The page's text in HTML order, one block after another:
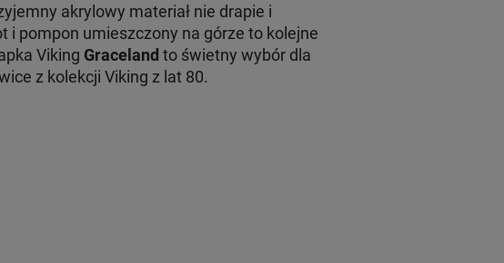
akrylowy materiał nie drapie i
i pompon umieszczony na górze to kolejne
Viking Graceland to świetny wybór dla
z kolekcji Viking z lat 80.